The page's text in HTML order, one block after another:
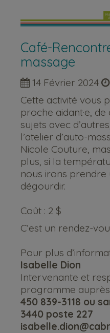
Café-
massage
14 Février 2024
Cette activité vous
proche aidant·e,
sujets avec
l’atelier d’auto-
Nicole Couture,
plus, si la
nous irons
dégourdir.
Coût : 2 $
C’est un rendez-
Pour plus
Isabelle Dion
Intervenante et
programme
450 839-3118 ou
3440 poste 227